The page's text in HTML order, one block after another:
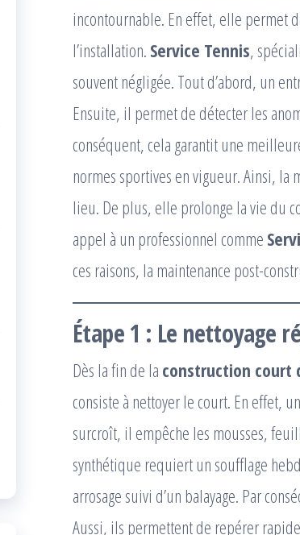
incontournable. En effet, elle permet
l’installation. Service Tennis,
souvent négligée. Tout d’abord, un
Ensuite, il permet de détecter les
conséquent, cela garantit une
normes sportives en vigueur. Ainsi,
lieu. De plus, elle prolonge la vie du
appel à un professionnel comme
ces raisons, la maintenance post-
Étape 1 : Le nettoyage
Dès la fin de la construction court
consiste à nettoyer le court. En effet,
surcroît, il empêche les mousses,
synthétique requiert un soufflage
arrosage suivi d’un balayage. Par
Aussi, ils permettent de repérer